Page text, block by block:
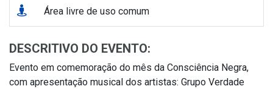
Área livre de uso comum
DESCRITIVO DO EVENTO:
Evento em comemoração do mês da Consciência Negra,
com apresentação musical dos artistas: Grupo Verdade